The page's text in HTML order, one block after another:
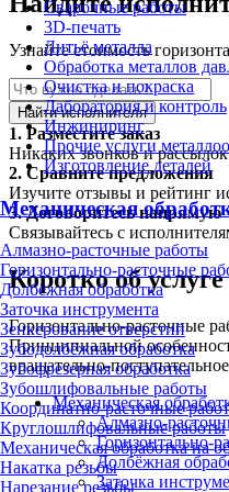
Сварочные работы
3D-печать
Литьё металла
Обработка металлов
Очистка и покраска
Лаборатория и контроль
Инжиниринг
Прочие услуги
Изготовление деталей
Механическая
Алмазно-расточные работы
Горизонтально-расточные
Долбёжная обработка
Заточка инструмента
Зенкерование отверстий
Зубодолбёжная обработка
Зубофрезерная обработка
Зубошлифовальные работы
Координатно-расточные
Круглошлифовальные работы
Механическая обработка на
Накатка резьбы
Нарезание резьбы
Узнайте стоимость
Найти исполнителя
1. Разместите заказ
Никаких звонков и
2. Сравните предложения
Изучите отзывы и рейтинг
3.Договоритесь напрямую
Связывайтесь с
Коротко об услуге
Горизонтально-расточные
Принципиальной
вращательно-
Механическая
Алмазно-
Горизонтально-
Долбёжная
Заточка